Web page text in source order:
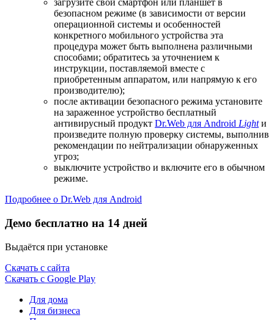
загрузите свой смартфон или планшет в
безопасном режиме (в зависимости от версии
операционной системы и особенностей
конкретного мобильного устройства эта
процедура может быть выполнена различными
способами; обратитесь за уточнением к
инструкции, поставляемой вместе с
приобретенным аппаратом, или напрямую к его
производителю);
после активации безопасного режима установите
на зараженное устройство бесплатный
антивирусный продукт Dr.Web для Android Lightи
произведите полную проверку системы, выполнив
рекомендации по нейтрализации обнаруженных
угроз;
выключите устройство и включите его в обычном
режиме.
Подробнее о Dr.Web для Android
Демо бесплатно на 14 дней
Выдаётся при установке
Скачать с сайта
Скачать с Google Play
Для дома
Для бизнеса